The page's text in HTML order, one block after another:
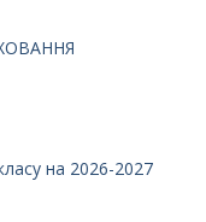
на 2026-2027